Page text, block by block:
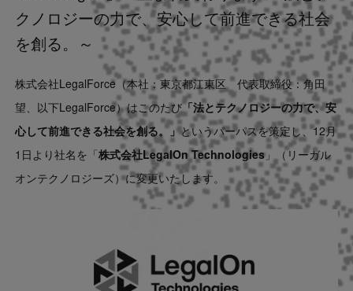
LegalOn Now
Contact
US website
クノロジーの力で、安心して前進できる社会
を創る。～
株式会社LegalForce（本社：東京都江東区 代表取締役：角田
望、以下LegalForce）はこのたび「法とテクノロジーの力で、安
心して前進できる社会を創る。 」というパーパスを策定し、12月
1日より社名を「株式会社LegalOn Technologies」（リーガル
オンテクノロジーズ）に変更いたします。